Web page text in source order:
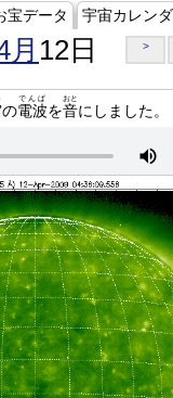
宝データ 宇宙カレン
12日 >
の電波
でんぱ
を音
おと
にしました。